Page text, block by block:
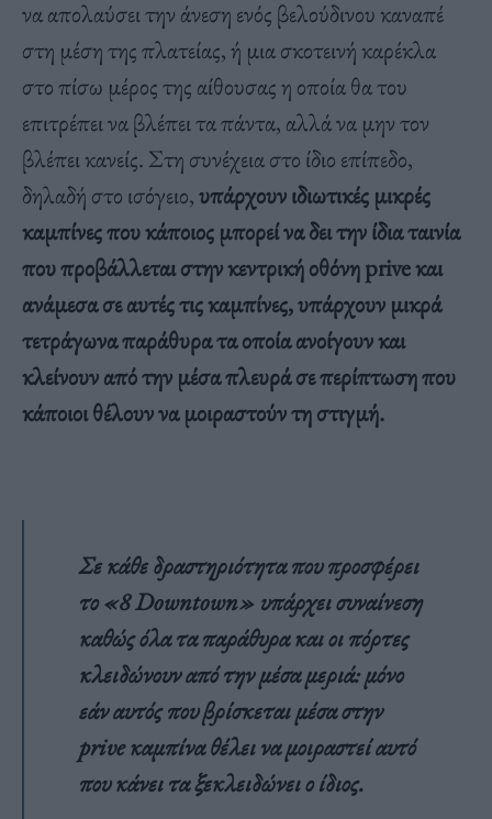
να απολαύσει την άνεση ενός βελούδινου καναπέ
στη μέση της πλατείας, ή μια σκοτεινή καρέκλα
στο πίσω μέρος της αίθουσας η οποία θα του
επιτρέπει να βλέπει τα πάντα, αλλά να μην τον
βλέπει κανείς. Στη συνέχεια στο ίδιο επίπεδο,
δηλαδή στο ισόγειο,υπάρχουν ιδιωτικές μικρές
καμπίνες που κάποιος μπορεί να δει την ίδια ταινία
που προβάλλεται στην κεντρική οθόνη prive και
ανάμεσα σε αυτές τις καμπίνες, υπάρχουν μικρά
τετράγωνα παράθυρα τα οποία ανοίγουν και
κλείνουν από την μέσα πλευρά σε περίπτωση που
κάποιοι θέλουν να μοιραστούν τη στιγμή.
Σε κάθε δραστηριότητα που προσφέρει
το «8 Downtown» υπάρχει συναίνεση
καθώς όλα τα παράθυρα και οι πόρτες
κλειδώνουν από την μέσα μεριά: μόνο
εάν αυτός που βρίσκεται μέσα στην
prive καμπίνα θέλει να μοιραστεί αυτό
που κάνει τα ξεκλειδώνει ο ίδιος.